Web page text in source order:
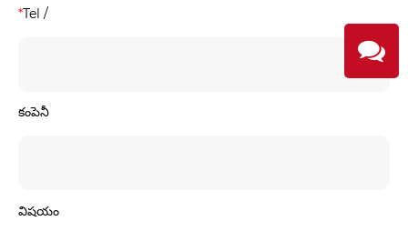
*Tel /
కంపెనీ
విషయం